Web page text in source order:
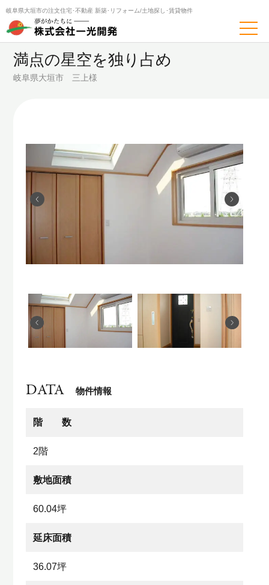
岐阜県大垣市の注文住宅･不動産 新築･リフォーム/土地探し･賃貸物件
トップページ 施工事例
満点の星空を独り占め
岐阜県大垣市 三上様
DATA 物件情報
階 数
2階
敷地面積
60.04坪
延床面積
36.07坪